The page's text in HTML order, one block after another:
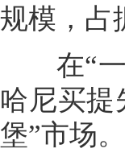
规模，占
在“一
哈尼买提
堡”市场。